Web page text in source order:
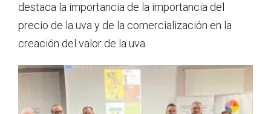
destaca la importancia de la importancia del
precio de la uva y de la comercialización en la
creación del valor de la uva.